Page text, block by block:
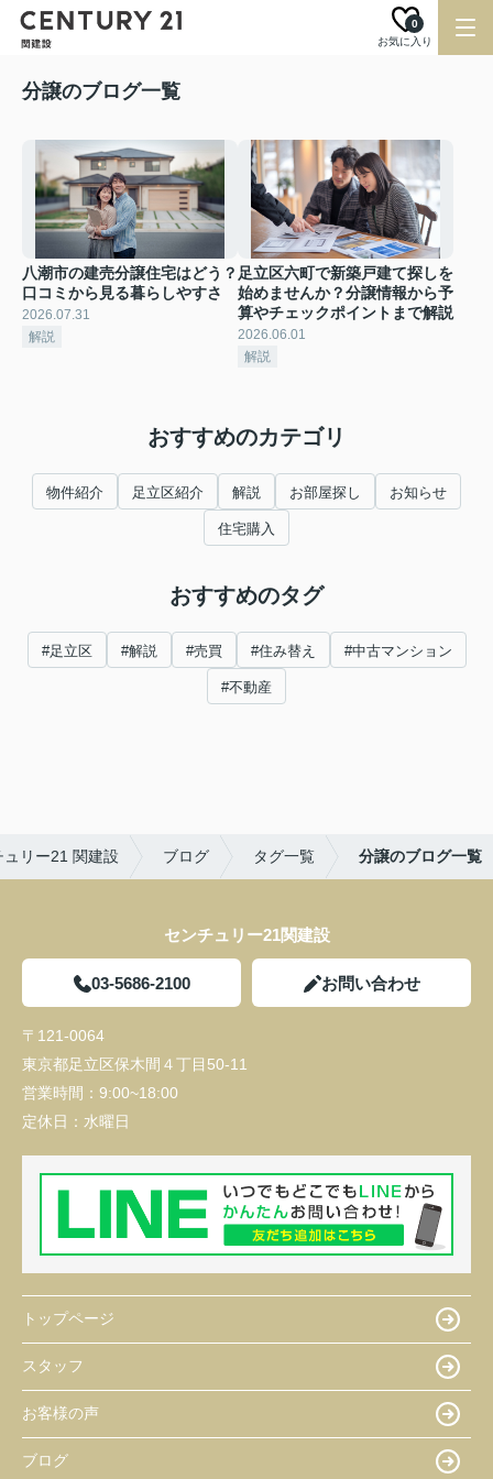
お気に入り
0
分譲のブログ一覧
八潮市の建売分譲住宅はどう？
口コミから見る暮らしやすさ
2026.07.31
解説
足立区六町で新築戸建て探しを
始めませんか？分譲情報から予
算やチェックポイントまで解説
2026.06.01
解説
おすすめのカテゴリ
物件紹介 足立区紹介 解説 お部屋探し お知らせ
住宅購入
おすすめのタグ
#足立区 #解説 #売買 #住み替え #中古マンション
#不動産
リー21 関建設 ブログ タグ一覧 分譲のブログ一覧
センチュリー21関建設
03-5686-2100 お問い合わせ
〒121-0064
東京都足立区保木間４丁目50-11
営業時間： 9:00~18:00
定休日： 水曜日
トップページ
スタッフ
お客様の声
ブログ